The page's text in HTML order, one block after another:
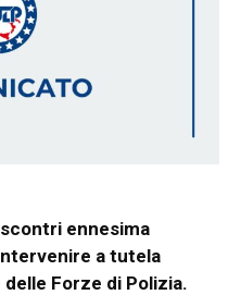
scontri ennesima
a tutela
Forze di Polizia.